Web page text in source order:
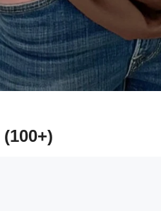
(100+)